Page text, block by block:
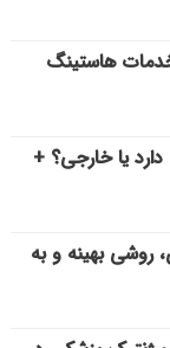
هاستینگ
یا خارجی؟ +
روشی بهینه و به